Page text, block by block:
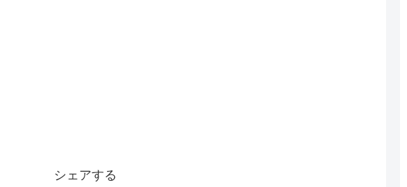
シェアする